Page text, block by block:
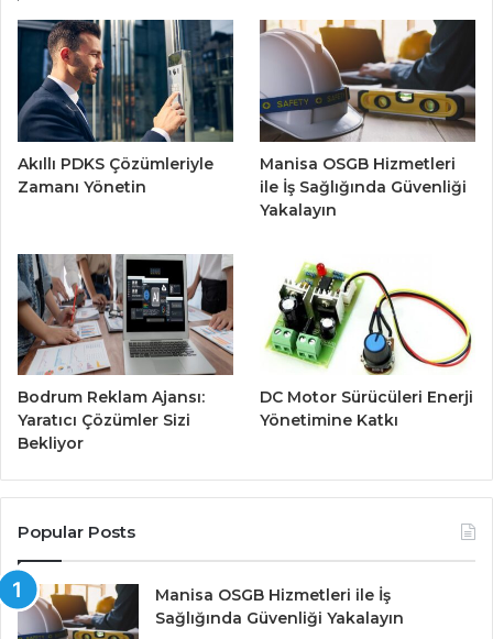
Akıllı PDKS Çözümleriyle
Zamanı Yönetin
Manisa OSGB Hizmetleri
ile İş Sağlığında Güvenliği
Yakalayın
Bodrum Reklam Ajansı:
Yaratıcı Çözümler Sizi
Bekliyor
DC Motor Sürücüleri Enerji
Yönetimine Katkı
Popular Posts
Manisa OSGB Hizmetleri ile İş
Sağlığında Güvenliği Yakalayın